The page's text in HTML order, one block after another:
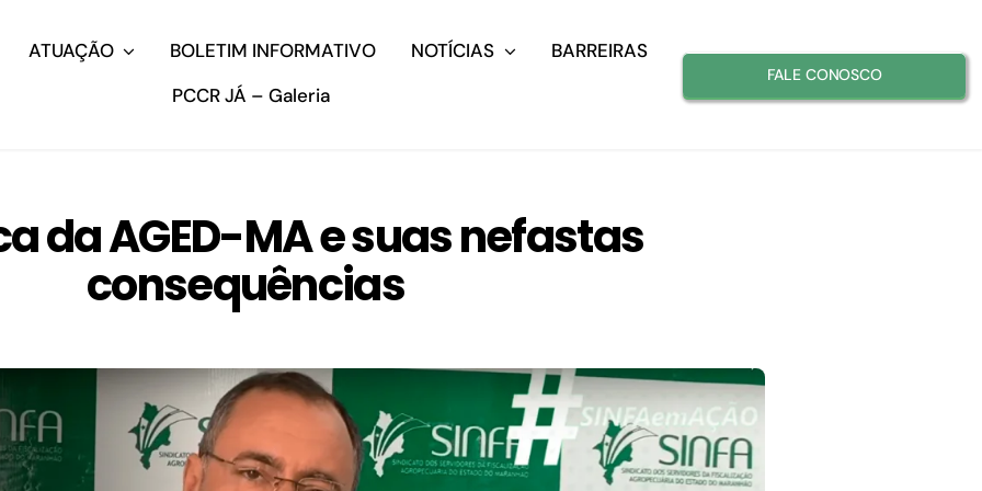
ATUAÇÃO BOLETIM INFORMATIVO NOTÍCIAS
BARREIRAS
PCCR JÁ – Galeria
FALE CONOSCO
da AGED-MA e suas nefastas
consequências